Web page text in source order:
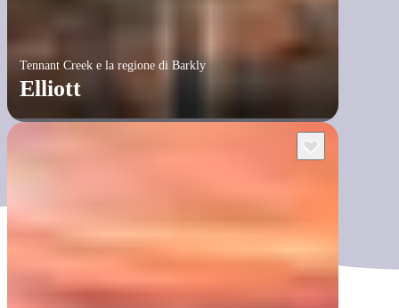
Tennant Creek e la regione di Barkly
Elliott